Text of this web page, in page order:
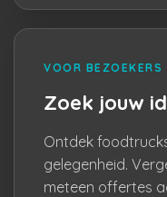
VOOR BEZOEKERS
Zoek jouw
Ontdek
gelegenheid.
meteen offertes